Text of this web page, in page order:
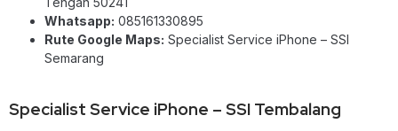
Whatsapp: 085161330895
Rute Google Maps: Specialist Service iPhone – SSI
Semarang
Specialist Service iPhone – SSI Tembalang